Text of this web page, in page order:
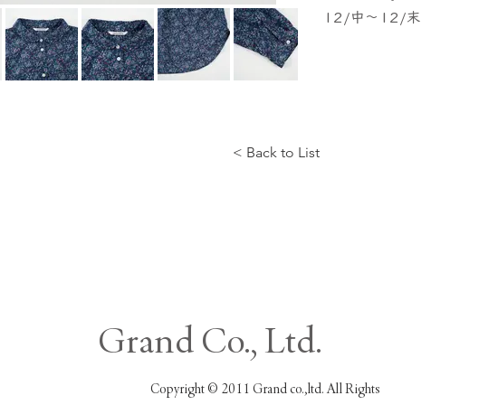
12/中～12/末
< Back to List
Grand Co., Ltd.
Copyright © 2011 Grand co.,ltd. All Rights